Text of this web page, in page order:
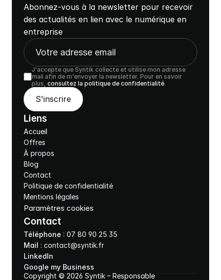
Abonnez-vous à la newsletter pour recevoir
des actualités en lien avec le numérique en
entreprise
J'accepte que Syntik collecte et utilise mon adresse
mail afin de m'envoyer la newsletter. Pour en savoir
plus, consultez la politique de confidentialité.
S'inscrire
Liens
Accueil
Offres
À propos
Blog
Contact
Politique de confidentialité
Mentions légales
Paramètres cookies
Contact
Téléphone : 07 80 90 25 35
Mail : contact@syntik.fr
LinkedIn
Google my Business
Copyright © 2026 Syntik – Responsable